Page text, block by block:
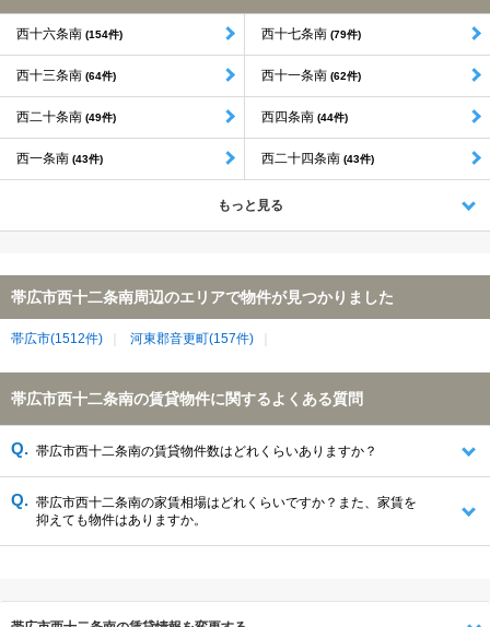
西十六条南 (154件) 西十七条南 (79件)
西十三条南 (64件) 西十一条南 (62件)
西二十条南 (49件) 西四条南 (44件)
西一条南 (43件) 西二十四条南 (43件)
もっと見る
帯広市西十二条南周辺のエリアで物件が見つかりました
帯広市(1512件) 河東郡音更町(157件)
帯広市西十二条南の賃貸物件に関するよくある質問
帯広市西十二条南の賃貸物件数はどれくらいありますか？
帯広市西十二条南の家賃相場はどれくらいですか？また、家賃を
抑えても物件はありますか。